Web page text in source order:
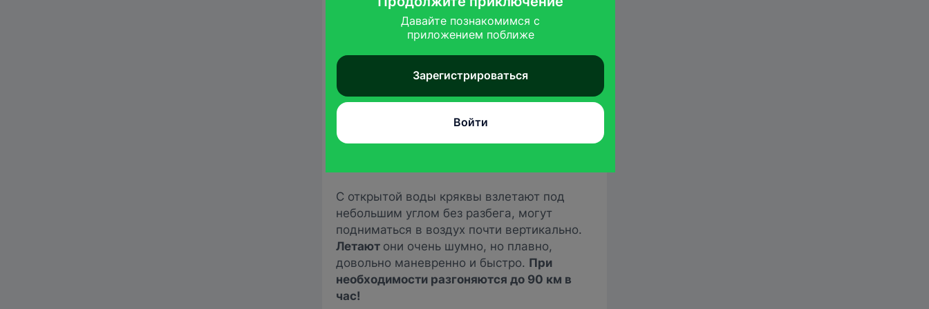
Эти утки способны легко и пластично
или иной экосистемы и менять меню в
зависимости от сезона.
По земле птица
С открытой воды кряквы взлетают под
небольшим углом без разбега, могут
подниматься в воздух почти вертикально.
Летают они очень шумно, но плавно,
довольно маневренно и быстро. При
необходимости разгоняются до 90 км в
час!
Давайте познакомимся с
приложением поближе
Зарегистрироваться
Войти